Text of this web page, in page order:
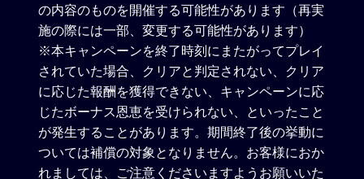
の内容のものを開催する可能性があります（再実
施の際には一部、変更する可能性があります）
※本キャンペーンを終了時刻にまたがってプレイ
されていた場合、クリアと判定されない、クリア
に応じた報酬を獲得できない、キャンペーンに応
じたボーナス恩恵を受けられない、といったこと
が発生することがあります。期間終了後の挙動に
ついては補償の対象となりません。お客様におか
れましては、ご注意くださいますようお願いいた